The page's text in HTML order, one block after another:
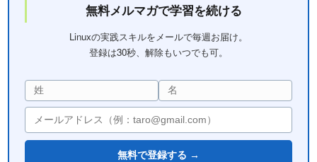
無料メルマガで学習を続ける
Linuxの実践スキルをメールで毎週お届け。
登録は30秒、解除もいつでも可。
無料で登録する →